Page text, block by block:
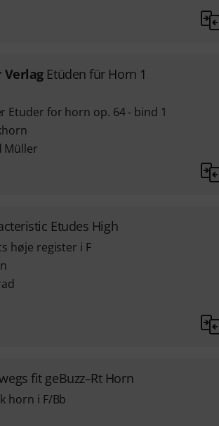
Etüden für Horn 1
Etuder for horn op. 64 - bind 1
Müller
Etudes High
høje register i F
fit geBuzz–Rt Horn
horn i F/Bb